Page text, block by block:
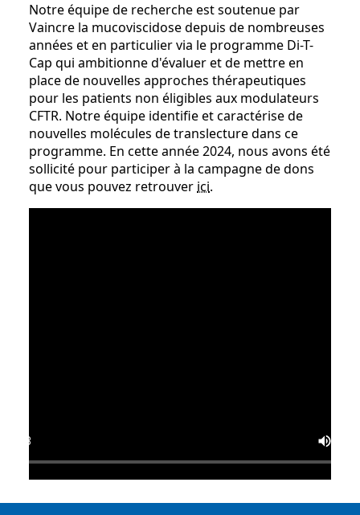
Notre équipe de recherche est soutenue par
Vaincre la mucoviscidose depuis de nombreuses
années et en particulier via le programme Di-T-
Cap qui ambitionne d'évaluer et de mettre en
place de nouvelles approches thérapeutiques
pour les patients non éligibles aux modulateurs
CFTR. Notre équipe identifie et caractérise de
nouvelles molécules de translecture dans ce
programme. En cette année 2024, nous avons été
sollicité pour participer à la campagne de dons
que vous pouvez retrouver ici.